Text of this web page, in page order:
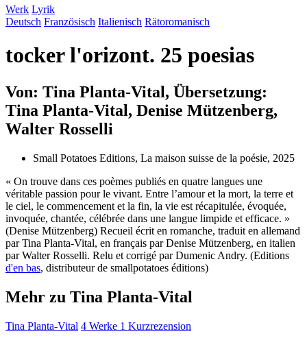
Werk Lyrik
Deutsch Französisch Italienisch Rätoromanisch
tocker l'orizont. 25 poesias
Von: Tina Planta-Vital, Übersetzung:
Tina Planta-Vital, Denise Mützenberg,
Walter Rosselli
Small Potatoes Editions, La maison suisse de la poésie, 2025
« On trouve dans ces poèmes publiés en quatre langues une
véritable passion pour le vivant. Entre l’amour et la mort, la terre et
le ciel, le commencement et la fin, la vie est récapitulée, évoquée,
invoquée, chantée, célébrée dans une langue limpide et efficace. »
(Denise Mützenberg) Recueil écrit en romanche, traduit en allemand
par Tina Planta-Vital, en français par Denise Mützenberg, en italien
par Walter Rosselli. Relu et corrigé par Dumenic Andry. (Editions
d'en bas, distributeur de smallpotatoes éditions)
Mehr zu Tina Planta-Vital
Tina Planta-Vital 4 Werke 1 Kurzrezension